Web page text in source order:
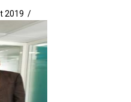
2019